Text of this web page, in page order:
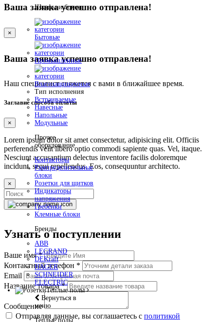
Шкафы и боксы
Бытовые
Промышленные
Влагозащищенные
Тип исполнения
Встраиваемые
Навесные
Напольные
Модульные
Прочее
оборудование
Контакторы
Рампределительные
блоки
Розетки для щитков
Индикаторы
напряжения
Гребёнки
Клемные блоки
Бренды
ABB
LEGRAND
DEKraft
HAGER
SCHNEIDER
ELECTRIC
Теплые полы
Вернуться в
меню
Теплые полы
Ваша заявка успешно отправлена!
×
Ваша заявка успешно отправлена!
Наш специалист свяжется с вами в ближайшее время.
Заглавие способа оплаты
×
Lorem ipsum dolor sit amet consectetur, adipisicing elit. Officiis
perferendis velit libero optio commodi sapiente quas. Vel, itaque.
Nesciunt accusantium delectus inventore facilis doloremque
incidunt, sequi repellendus. Eos, consequuntur architecto.
×
Узнать о поступлении
Ваше имя*
Контактный телефон *
Email
Название товара*
Сообщение
Отправляя данные, вы соглашаетесь с политикой